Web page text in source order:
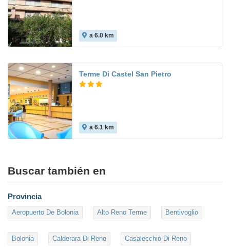
a 6.0 km
Terme Di Castel San Pietro
a 6.1 km
Buscar también en
Provincia
Aeropuerto De Bolonia Alto Reno Terme Bentivoglio
Bolonia Calderara Di Reno Casalecchio Di Reno